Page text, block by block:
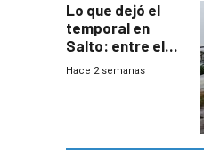
Lo que dejó el
temporal en
Salto: entre el
impacto
Hace 2 semanas